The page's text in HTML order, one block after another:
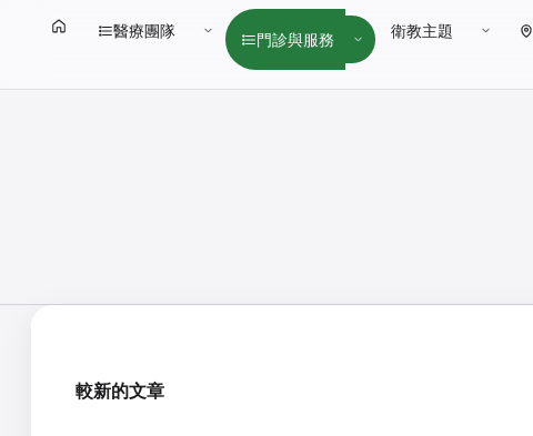
醫療團隊 門診與服務 衛教主題
較新的文章